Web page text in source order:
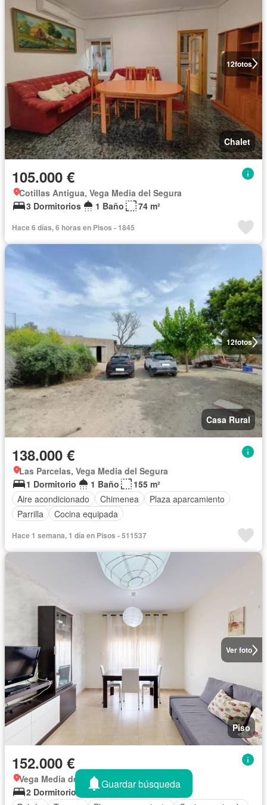
12fotos
Chalet
105.000 €
Cotillas Antigua, Vega Media del Segura
3 Dormitorios
1 Baño 74 m²
Hace 6 días, 6 horas en Pisos - 1845
12fotos
Casa Rural
138.000 €
Las Parcelas, Vega Media del Segura
1 Dormitorio
1 Baño
155 m²
Aire acondicionado
Chimenea
Plaza aparcamiento
Parrilla
Cocina equipada
Hace 1 semana, 1 día en Pisos - 511537
Ver foto
Piso
152.000 €
Vega Media del Segura, Murcia
2 Dormitorios
2 Baños
88 m²
Guardar búsqueda